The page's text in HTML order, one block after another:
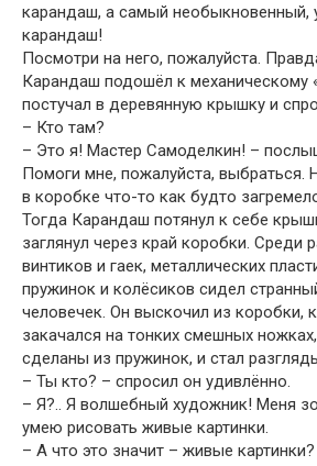
карандаш, а самый необыкновенный,
карандаш!
Посмотри на него, пожалуйста.
Карандаш подошёл к механическому
постучал в деревянную крышку и
– Кто там?
– Это я! Мастер Самоделкин! –
Помоги мне, пожалуйста, выбраться.
в коробке что-то как будто
Тогда Карандаш потянул к себе
заглянул через край коробки. Среди
винтиков и гаек, металлических
пружинок и колёсиков сидел
человечек. Он выскочил из коробки,
закачался на тонких смешных
сделаны из пружинок, и стал
– Ты кто? – спросил он удивлённо.
– Я?.. Я волшебный художник! Меня
умею рисовать живые картинки.
– А что это значит – живые картинки?